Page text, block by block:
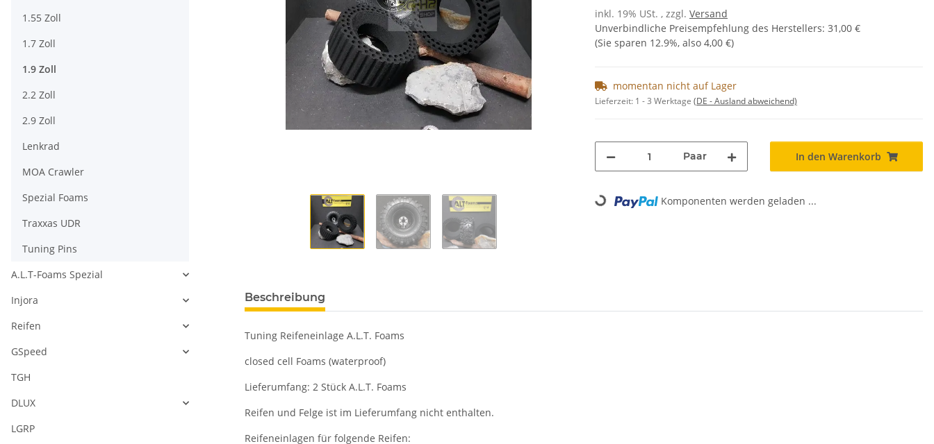
inkl. 19% USt. , zzgl. Versand
Unverbindliche Preisempfehlung des Herstellers: 31,00 €
(Sie sparen 12.9%, also 4,00 €)
momentan nicht auf Lager
Lieferzeit: 1 - 3 Werktage (DE - Ausland abweichend)
Paar In den Warenkorb
Loading... Komponenten werden geladen ...
Beschreibung
Tuning Reifeneinlage A.L.T. Foams
closed cell Foams (waterproof)
Lieferumfang: 2 Stück A.L.T. Foams
Reifen und Felge ist im Lieferumfang nicht enthalten.
Reifeneinlagen für folgende Reifen:
1.55 Zoll
1.7 Zoll
1.9 Zoll
2.2 Zoll
2.9 Zoll
Lenkrad
MOA Crawler
Spezial Foams
Traxxas UDR
Tuning Pins
A.L.T-Foams Spezial
Injora
Reifen
GSpeed
TGH
DLUX
LGRP